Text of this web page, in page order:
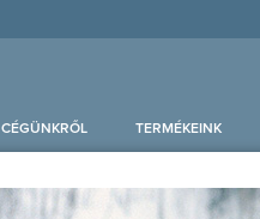
CÉGÜNKRŐL TERMÉKEINK